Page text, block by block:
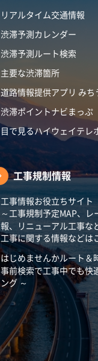
リアルタイム交通情報
渋滞予測カレンダー​
渋滞予測ルート検索
主要な渋滞箇所
道路情報提供アプリ みち
渋滞ポイントナビまっぷ
目で見るハイウェイテレ
工事規制情報
工事情報お役立ちサイト
～工事規制予定MAP、レ
報、リニューアル工事な
工事に関する情報などは
はじめませんかルート＆
事前検索で工事中でも快
ング ～